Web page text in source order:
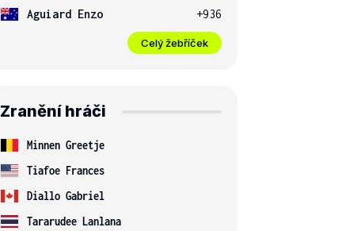
Aguiard Enzo
+936
Celý žebříček
Zranění hráči
Minnen Greetje
Tiafoe Frances
Diallo Gabriel
Tararudee Lanlana